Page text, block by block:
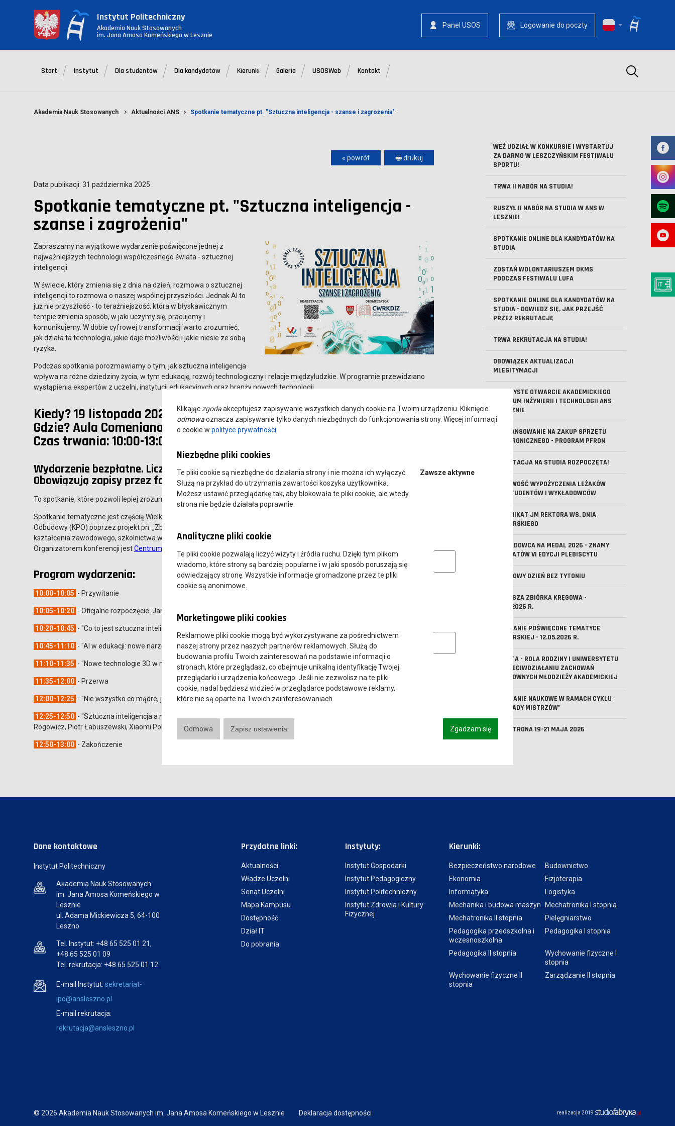
Instytut Politechniczny
Akademia Nauk Stosowanych
im. Jana Amosa Komeńskiego w Lesznie
Panel USOS Logowanie do poczty
Start Instytut Dla studentów Dla kandydatów Kierunki Galeria USOSWeb Kontakt Szukaj
Akademia Nauk Stosowanych Aktualności ANS Spotkanie tematyczne pt. "Sztuczna inteligencja - szanse i zagrożenia"
WEŹ UDZIAŁ W KONKURSIE I WYSTARTUJ
ZA DARMO W LESZCZYŃSKIM FESTIWALU
SPORTU!
TRWA II NABÓR NA STUDIA!
RUSZYŁ II NABÓR NA STUDIA W ANS W
LESZNIE!
SPOTKANIE ONLINE DLA KANDYDATÓW NA
STUDIA
ZOSTAŃ WOLONTARIUSZEM DKMS
PODCZAS FESTIWALU LUFA
SPOTKANIE ONLINE DLA KANDYDATÓW NA
STUDIA - DOWIEDZ SIĘ, JAK PRZEJŚĆ
PRZEZ REKRUTACJĘ
TRWA REKRUTACJA NA STUDIA!
OBOWIĄZEK AKTUALIZACJI
MLEGITYMACJI
UROCZYSTE OTWARCIE AKADEMICKIEGO
CENTRUM INŻYNIERII I TECHNOLOGII ANS
W LESZNIE
DOFINANSOWANIE NA ZAKUP SPRZĘTU
ELEKTRONICZNEGO - PROGRAM PFRON
REKRUTACJA NA STUDIA ROZPOCZĘTA!
MOŻLIWOŚĆ WYPOŻYCZENIA LEŻAKÓW
DLA STUDENTÓW I WYKŁADOWCÓW
KOMUNIKAT JM REKTORA WS. DNIA
REKTORSKIEGO
WYKŁADOWCA NA MEDAL 2026 - ZNAMY
LAUREATÓW VI EDYCJI PLEBISCYTU
ŚWIATOWY DZIEŃ BEZ TYTONIU
PIERWSZA ZBIÓRKA KRĘGOWA -
29.05.2026 R.
SPOTKANIE POŚWIĘCONE TEMATYCE
HARCERSKIEJ - 12.05.2026 R.
ANKIETA - ROLA RODZINY I UNIWERSYTETU
W PRZECIWDZIAŁANIU ZACHOWAŃ
RYZYKOWNYCH MŁODZIEŻY AKADEMICKIEJ
SPOTKANIE NAUKOWE W RAMACH CYKLU
"WYKŁADY MISTRZÓW"
DNI PATRONA 19-21 MAJA 2026
« powrót 🖶 drukuj
Data publikacji: 31 października 2025
Spotkanie tematyczne pt. "Sztuczna inteligencja -
szanse i zagrożenia"
Zapraszamy na wyjątkowe wydarzenie poświęcone jednej z
najważniejszych technologii współczesnego świata - sztucznej
inteligencji.
W świecie, który zmienia się z dnia na dzień, rozmowa o sztucznej
inteligencji to rozmowa o naszej wspólnej przyszłości. Jednak AI to
już nie przyszłość - to teraźniejszość, która w błyskawicznym
tempie zmienia sposób, w jaki uczymy się, pracujemy i
komunikujemy. W dobie cyfrowej transformacji warto zrozumieć,
jak działa ta technologia, jakie daje możliwości i jakie niesie ze sobą
ryzyka.
Podczas spotkania porozmawiamy o tym, jak sztuczna inteligencja
wpływa na różne dziedziny życia, w tym edukację, rozwój technologiczny i relacje międzyludzkie. W programie przewidziano
wystąpienia ekspertów z uczelni, instytucji edukacyjnych oraz branży nowych technologii.
Kiedy? 19 listopada 2025 r.
Gdzie? Aula Comeniana, ANS w Lesznie
Czas trwania: 10:00-13:00
Wydarzenie bezpłatne. Liczba miejsc ograniczona - decyduje kolejność zgłoszeń.
Obowiązują zapisy przez formularz Google.Link do formularza.
To spotkanie, które pozwoli lepiej zrozumieć zjawisko, o którym mówi dziś cały świat.
Spotkanie tematyczne jest częścią Wielkopolskiego Festiwalu Zawodów, który jest realizowany w ramach Krajowego Planu
Odbudowy (KPO) poprzez projekt pn. „Zbudowanie systemu koordynacji i monitorowania regionalnych działań na rzecz
kształcenia zawodowego, szkolnictwa wyższego oraz uczenia się przez całe życie, w tym uczenia się dorosłych”.
Organizatorem konferencji jestCentrum Wsparcia Rzemiosła, Kształcenia Dualnego i Zawodowego w Lesznie
Program wydarzenia:
10:00-10:05 - Przywitanie
10:05-10:20 - Oficjalne rozpoczęcie: Janusz Perski, Dyrektor CWRKDiZ w Lesznie
10:20-10:45 - "Co to jest sztuczna inteligencja? Od algorytmów po autonomiczne systemy." - prof. Piotr Senkus, ANS Leszno
10:45-11:10 - "AI w edukacji: nowe narzędzia, nowe wyzwania" - mgr Kamil Prozorowski, CDN Leszno
11:10-11:35 - "Nowe technologie 3D w nauczaniu" - mgr Krzysztof Tarka, CDN Leszno
11:35-12:00 - Przerwa
12:00-12:25 - "Nie wszystko co mądre, jest dobre - o pułapkach sztucznej inteligencji" - mgr inż. Dominik Sieciński, Halpress
12:25-12:50 - "Sztuczna inteligencja a nasze emocje: od empatycznych chatbotów do relacji człowiek-maszyna" - Anna
Rogowicz, Piotr Łabuszewski, Xiaomi Polska
12:50-13:00 - Zakończenie
Dane kontaktowe
Instytut Politechniczny
Akademia Nauk Stosowanych
im. Jana Amosa Komeńskiego w
Lesznie
ul. Adama Mickiewicza 5, 64-100
Leszno
Tel. Instytut: +48 65 525 01 21,
+48 65 525 01 09
Tel. rekrutacja: +48 65 525 01 12
E-mail Instytut:sekretariat-
ipo@ansleszno.pl
E-mail rekrutacja:
rekrutacja@ansleszno.pl
Przydatne linki:
Aktualności
Władze Uczelni
Senat Uczelni
Mapa Kampusu
Dostępność
Dział IT
Do pobrania
Instytuty:
Instytut Gospodarki
Instytut Pedagogiczny
Instytut Politechniczny
Instytut Zdrowia i Kultury
Fizycznej
Kierunki:
Bezpieczeństwo narodowe
Budownictwo
Ekonomia
Fizjoterapia
Informatyka
Logistyka
Mechanika i budowa maszyn
Mechatronika I stopnia
Mechatronika II stopnia
Pielęgniarstwo
Pedagogika przedszkolna i
wczesnoszkolna
Pedagogika I stopnia
Pedagogika II stopnia
Wychowanie fizyczne I
stopnia
Wychowanie fizyczne II
stopnia
Zarządzanie II stopnia
© 2026 Akademia Nauk Stosowanych im. Jana Amosa Komeńskiego w Lesznie Deklaracja dostępności realizacja 2019
Klikając zgodaakceptujesz zapisywanie wszystkich danych cookie na Twoim urządzeniu. Kliknięcie
odmowaoznacza zapisywanie tylko danych niezbędnych do funkcjonowania strony. Więcej informacji
o cookie w polityce prywatności
Niezbędne pliki cookies
Te pliki cookie są niezbędne do działania strony i nie można ich wyłączyć.
Służą na przykład do utrzymania zawartości koszyka użytkownika.
Możesz ustawić przeglądarkę tak, aby blokowała te pliki cookie, ale wtedy
strona nie będzie działała poprawnie.
Zawsze aktywne
Analityczne pliki cookie
Te pliki cookie pozwalają liczyć wizyty i źródła ruchu. Dzięki tym plikom
wiadomo, które strony są bardziej popularne i w jaki sposób poruszają się
odwiedzający stronę. Wszystkie informacje gromadzone przez te pliki
cookie są anonimowe.
Analityczne pliki cookie
Marketingowe pliki cookies
Reklamowe pliki cookie mogą być wykorzystywane za pośrednictwem
naszej strony przez naszych partnerów reklamowych. Służą do
budowania profilu Twoich zainteresowań na podstawie informacji o
stronach, które przeglądasz, co obejmuje unikalną identyfikację Twojej
przeglądarki i urządzenia końcowego. Jeśli nie zezwolisz na te pliki
cookie, nadal będziesz widzieć w przeglądarce podstawowe reklamy,
które nie są oparte na Twoich zainteresowaniach.
Marketingowe pliki cookies
Odmowa Zapisz ustawienia Zgadzam się